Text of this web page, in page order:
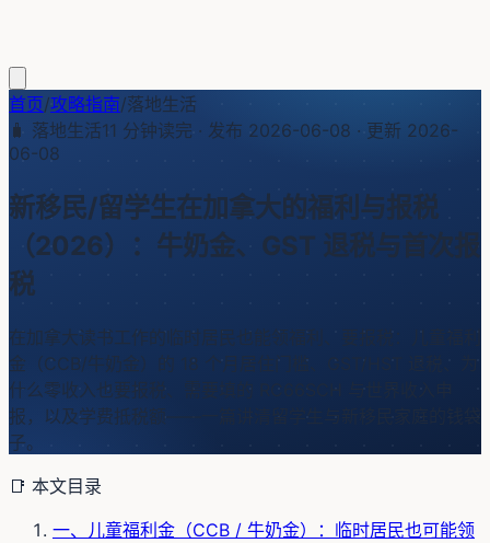
首页/攻略指南/落地生活
🧳 落地生活11 分钟读完 · 发布 2026-06-08 · 更新 2026-
06-08
新移民/留学生在加拿大的福利与报税
（2026）：牛奶金、GST 退税与首次报
税
在加拿大读书工作的临时居民也能领福利、要报税：儿童福利
金（CCB/牛奶金）的 18 个月居住门槛、GST/HST 退税、为
什么零收入也要报税、需要填的 RC66SCH 与世界收入申
报，以及学费抵税额——一篇讲清留学生与新移民家庭的钱袋
子。
📑 本文目录
一、儿童福利金（CCB / 牛奶金）：临时居民也可能领